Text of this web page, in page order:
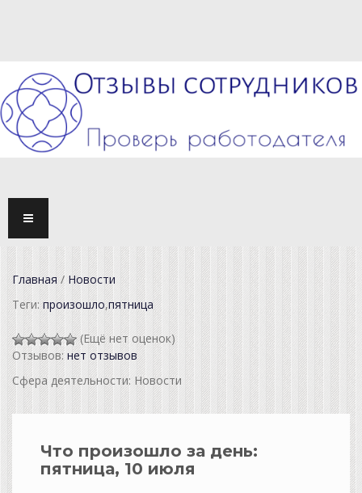
Главная/ Новости
Теги:произошло,пятница
(Ещё нет оценок)
Отзывов:нет отзывов
Сфера деятельности: Новости
Что произошло за день:
пятница, 10 июля